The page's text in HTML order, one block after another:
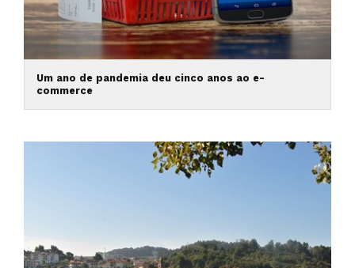
Um ano de pandemia deu cinco anos ao e-
commerce